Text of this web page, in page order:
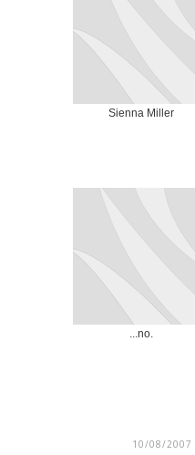
Sienna Miller
...no.
10/08/2007